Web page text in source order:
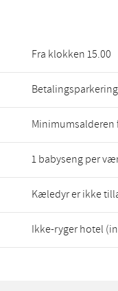
Fra klokken 15.00
Minimumsalderen
1 babyseng per
Kæledyr er ikke
Ikke-ryger hotel